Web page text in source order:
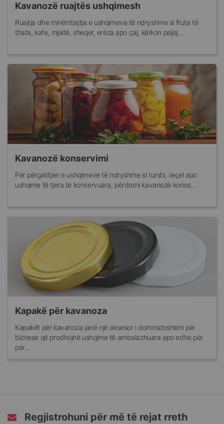
Kavanozë ruajtës ushqimesh
Ruajtja dhe mirëmbajtja e ushqimeve të ndryshme si fruta të
thata, kafe, mjaltë, sheqer, erëza apo çaj, kërkon pajisj...
Kavanozë konservimi
Për përgatitjen e ushqimeve të ndryshme si turshi, reçel apo
ushqime të tjera të konservuara, përdorni kavanozë konse...
Kapakë për kavanoza
Kapakët për kavanoza janë një aksesor i domosdoshëm për
biznese që prodhojnë ushqime të ambalazhuara apo edhe për
për...
Regjistrohuni për më të rejat rreth